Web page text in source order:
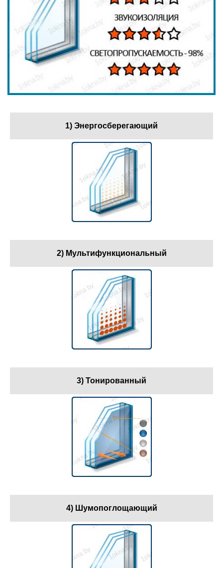
1) Энергосберегающий
2) Мультифункциональный
3) Тонированный
4) Шумопоглощающий